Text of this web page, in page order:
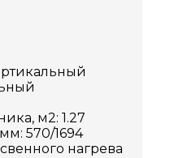
м2: 1.27
570/1694
нагрева